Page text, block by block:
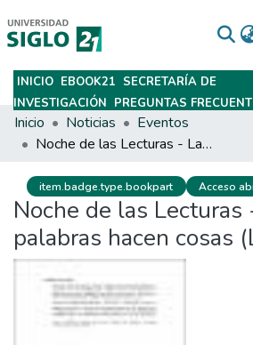
Subir
INICIO EBOOK21 SECRETARÍA DE
INVESTIGACIÓN PREGUNTAS
Inicio Noticias
Eventos
Noche de las Lecturas - Las palabras hacen cosas (López, 2018)
item.badge.type.bookpart Acceso
Noche de las Lecturas
palabras hacen cosas